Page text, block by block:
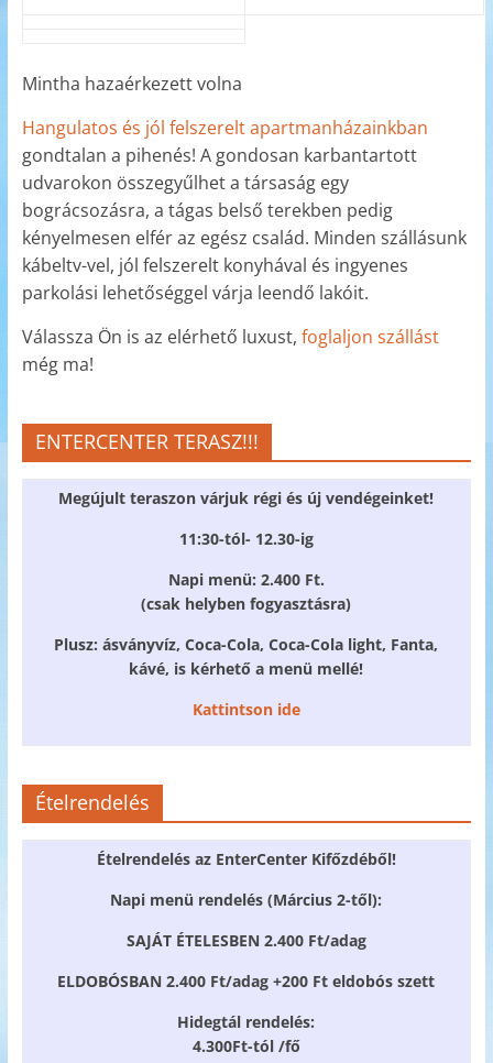
Mintha hazaérkezett volna
Hangulatos és jól felszerelt apartmanházainkban
gondtalan a pihenés! A gondosan karbantartott
udvarokon összegyűlhet a társaság egy
bográcsozásra, a tágas belső terekben pedig
kényelmesen elfér az egész család. Minden szállásunk
kábeltv-vel, jól felszerelt konyhával és ingyenes
parkolási lehetőséggel várja leendő lakóit.
Válassza Ön is az elérhető luxust, foglaljon szállást
még ma!
ENTERCENTER TERASZ!!!
Megújult teraszon várjuk régi és új vendégeinket!
11:30-tól- 12.30-ig
Napi menü: 2.400 Ft.
(csak helyben fogyasztásra)
Plusz: ásványvíz, Coca-Cola, Coca-Cola light, Fanta,
kávé, is kérhető a menü mellé!
Kattintson ide
Ételrendelés
Ételrendelés az EnterCenter Kifőzdéből!
Napi menü rendelés (Március 2-től):
SAJÁT ÉTELESBEN 2.400 Ft/adag
ELDOBÓSBAN 2.400 Ft/adag +200 Ft eldobós szett
Hidegtál rendelés:
4.300Ft-tól /fő